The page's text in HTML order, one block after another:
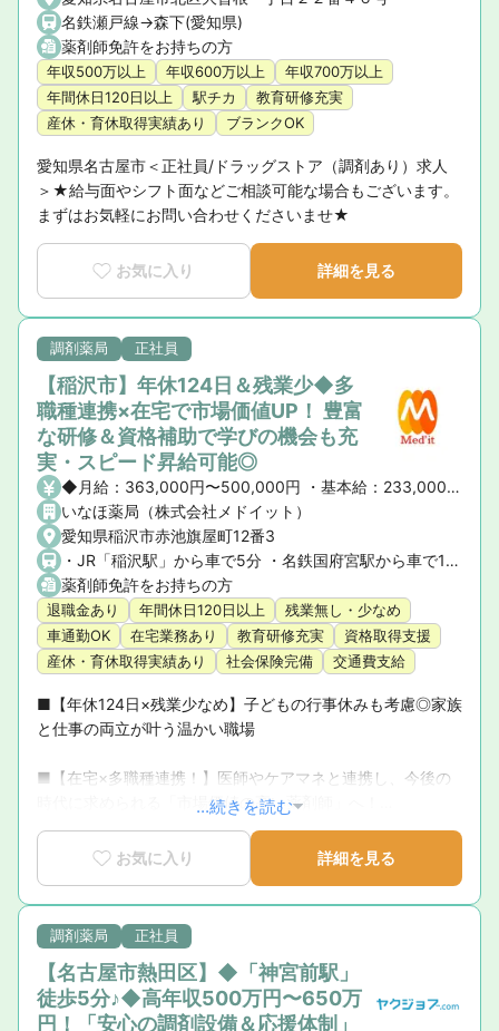
名鉄瀬戸線->森下(愛知県)
薬剤師免許をお持ちの方
年収500万以上 年収600万以上
年収700万以上
年間休日120日以上
駅チカ
教育研修充実
産休・育休取得実績あり
ブランクOK
愛知県名古屋市＜正社員/ドラッグストア（調剤あり）求人
＞★給与面やシフト面などご相談可能な場合もございます。
まずはお気軽にお問い合わせくださいませ★
お気に入り 詳細を見る
調剤薬局 正社員
【稲沢市】年休124日＆残業少◆多
職種連携×在宅で市場価値UP！ 豊富
な研修＆資格補助で学びの機会も充
実・スピード昇給可能◎
◆月給：363,000円〜500,000円 ・基本給：233,000円 ・薬剤師手当：60,000円 ・職能手当5,000～100,000円 ・能力給65,000円～ その他各種資格手当 ◆年俸制：435万～600万円 ・昇給昇格 年1回 ・固定残業代なし
いなほ薬局（株式会社メドイット）
愛知県稲沢市赤池旗屋町12番3
・JR「稲沢駅」から車で5分 ・名鉄国府宮駅から車で10分 ・一宮西ICから車で5分 ★マイカー通勤OK！
薬剤師免許をお持ちの方
退職金あり 年間休日120日以上
残業無し・少なめ
車通勤OK
在宅業務あり 教育研修充実
資格取得支援
産休・育休取得実績あり
社会保険完備 交通費支給
■【年休124日×残業少なめ】子どもの行事休みも考慮◎家族
と仕事の両立が叶う温かい職場
■【在宅×多職種連携！】医師やケアマネと連携し、今後の
時代に求められる「市場価値の高い薬剤師」へ！
■【全額会社補助＆豊富な研修】初任者からドクター講義、
サプリ・漢方の資格取得まで学びの環境が充実！
■【明確なキャリアパス】1級～8級の評価軸で、頑張りがス
ピーディーかつ着実に給与へ直結！
...続きを読む
お気に入り 詳細を見る
調剤薬局 正社員
【名古屋市熱田区】◆「神宮前駅」
徒歩5分♪◆高年収500万円〜650万
円！「安心の調剤設備＆応援体制」